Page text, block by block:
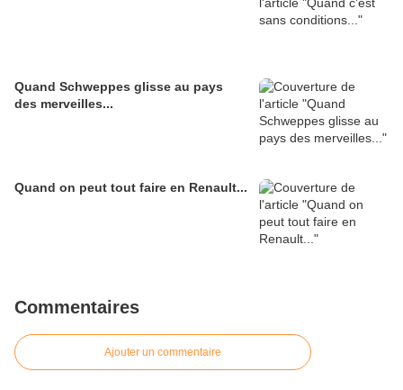
Quand Schweppes glisse au pays
des merveilles...
Quand on peut tout faire en Renault...
Commentaires
Ajouter un commentaire